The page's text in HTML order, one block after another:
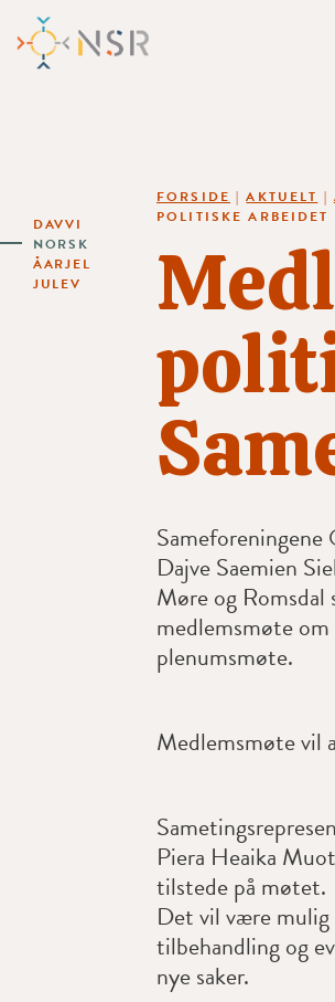
DAVVI
NORSK
ÅARJEL
JULEV
FORSIDE | AKTUELT |
POLITISKE ARBEIDET
Sameforeningene
Dajve Saemien
Møre og
medlemsmøte
plenumsmøte.
Medlemsmøte vil
Piera Heaika
tilstede på møtet.
Det vil være mulig
tilbehandling og
nye saker.